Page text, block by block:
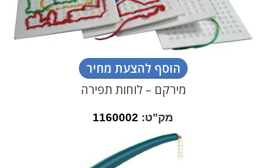
הוסף להצעת מחיר
מירקם – לוחות תפירה
מק"ט: 1160002